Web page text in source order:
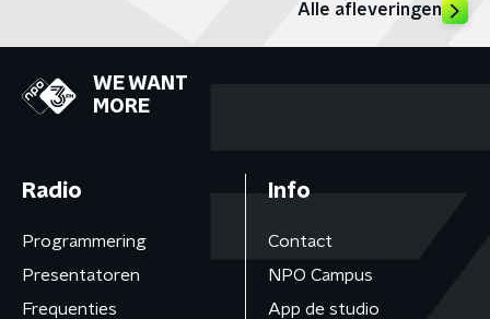
Alle afleveringen
WE WANT
MORE
Radio
Programmering
Presentatoren
Frequenties
Info
Contact
NPO Campus
App de studio